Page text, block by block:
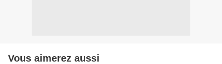
Vous aimerez aussi